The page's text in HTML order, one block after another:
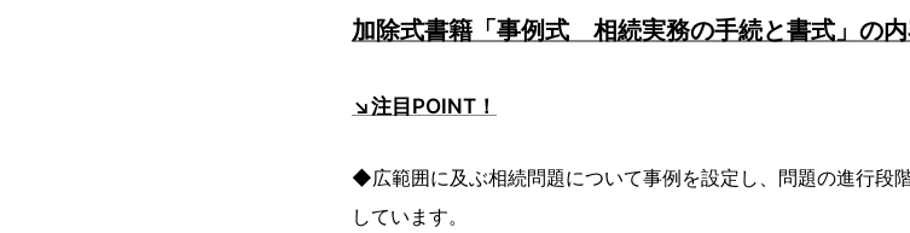
加除式書籍「事例式 相続実務の手続と書式」の
↘注目POINT！
◆広範囲に及ぶ相続問題について事例を設定し、問題の進行段
しています。